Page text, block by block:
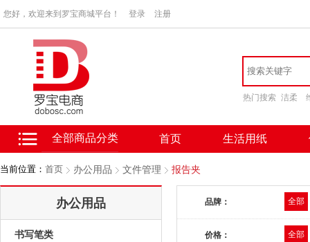
您好，欢迎来到罗宝商城平台！ 登录 注册
热门搜索 洁柔
全部商品分类 首页 生活用纸
当前位置： 首页 办公用品 文件管理 报告夹
办公用品
书写笔类
品牌： 全部
价格： 全部